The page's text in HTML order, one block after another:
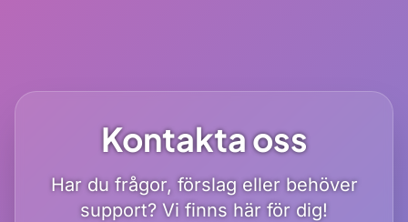
Kontakta oss
Har du frågor, förslag eller behöver
support? Vi finns här för dig!